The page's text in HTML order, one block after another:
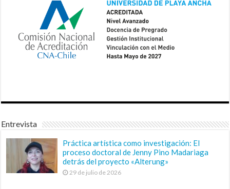
Entrevista
Práctica artística como investigación: El
proceso doctoral de Jenny Pino Madariaga
detrás del proyecto «Alterung»
29 de julio de 2026